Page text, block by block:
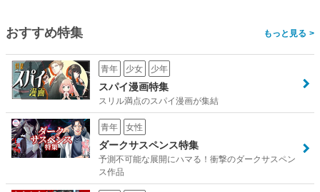
おすすめ特集 >
青年 少女 少年
スパイ漫画特集
スリル満点のスパイ漫画が集結
青年 女性
ダークサスペンス特集
予測不可能な展開にハマる！衝撃のダークサスペン
ス作品